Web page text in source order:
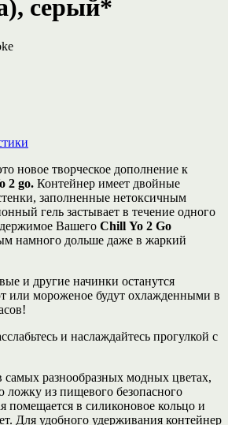
серый*
новое творческое дополнение к
2 go. Контейнер имеет двойные
заполненные нетоксичным
гель застывает в течение одного
Вашего Chill Yo 2 Go
намного дольше даже в жаркий
и другие начинки останутся
или мороженое будут охлажденными в
и наслаждайтесь прогулкой с
самых разнообразных модных цветах,
ложку из пищевого безопасного
помещается в силиконовое кольцо и
Для удобного удерживания контейнер